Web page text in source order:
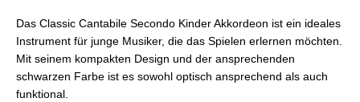
Das Classic Cantabile Secondo Kinder Akkordeon ist ein ideales
Instrument für junge Musiker, die das Spielen erlernen möchten.
Mit seinem kompakten Design und der ansprechenden
schwarzen Farbe ist es sowohl optisch ansprechend als auch
funktional.